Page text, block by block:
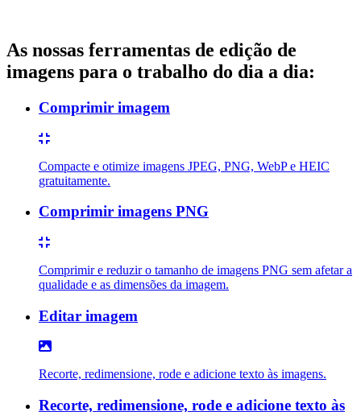
As nossas ferramentas de edição de
imagens para o trabalho do dia a dia:
Comprimir imagem
Compacte e otimize imagens JPEG, PNG, WebP e HEIC
gratuitamente.
Comprimir imagens PNG
Comprimir e reduzir o tamanho de imagens PNG sem afetar a
qualidade e as dimensões da imagem.
Editar imagem
Recorte, redimensione, rode e adicione texto às imagens.
Recorte, redimensione, rode e adicione texto às